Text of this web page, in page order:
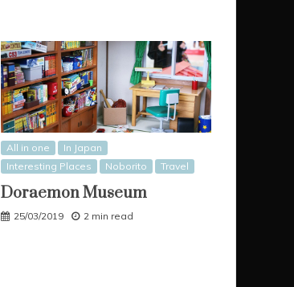
All in one
In Japan
Interesting Places
Noborito Travel
Doraemon Museum
25/03/2019 2 min read